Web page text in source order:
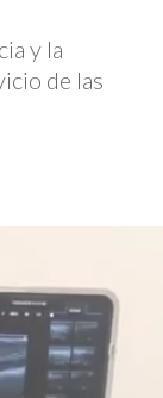
y la
de las